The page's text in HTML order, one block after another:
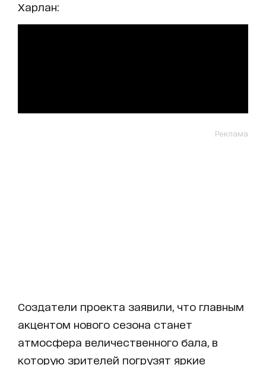
Харлан:
Реклама
Создатели проекта заявили, что главным
акцентом нового сезона станет
атмосфера величественного бала, в
которую зрителей погрузят яркие